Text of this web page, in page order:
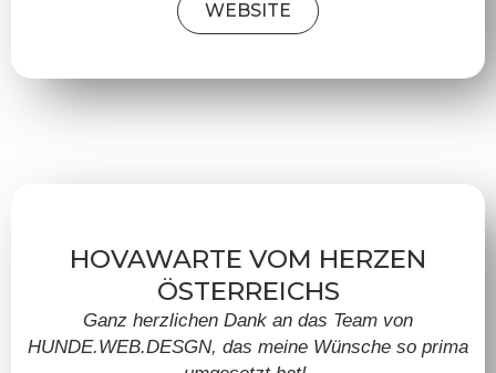
WEBSITE
HOVAWARTE VOM HERZEN
ÖSTERREICHS
Ganz herzlichen Dank an das Team von
HUNDE.WEB.DESGN, das meine Wünsche so prima